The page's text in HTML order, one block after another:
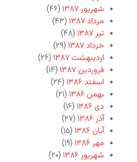
شهریور ۱۳۸۷
(۴۶)
مرداد ۱۳۸۷
(۴۳)
تیر ۱۳۸۷
(۴۸)
خرداد ۱۳۸۷
(۲۹)
اردیبهشت ۱۳۸۷
(۲۶)
فروردین ۱۳۸۷
(۱۴)
اسفند ۱۳۸۶
(۲۴)
بهمن ۱۳۸۶
(۲۱)
دی ۱۳۸۶
(۱۶)
آذر ۱۳۸۶
(۲۷)
آبان ۱۳۸۶
(۱۵)
مهر ۱۳۸۶
(۱۹)
شهریور ۱۳۸۶
(۲۰)